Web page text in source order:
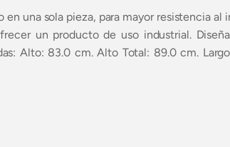
una sola pieza, para mayor resistencia al
un producto de uso industrial.
Alto: 83.0 cm. Alto Total: 89.0 cm.